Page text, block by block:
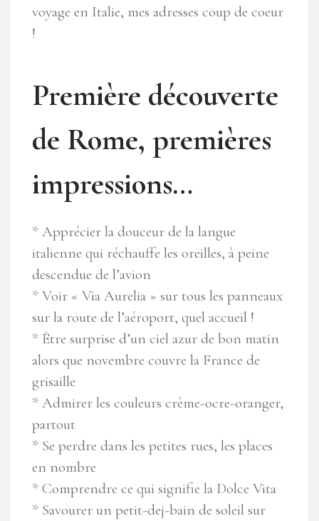
voyage en Italie, mes adresses coup de coeur
!
Première découverte
de Rome, premières
impressions…
* Apprécier la douceur de la langue
italienne qui réchauffe les oreilles, à peine
descendue de l’avion
* Voir « Via Aurelia » sur tous les panneaux
sur la route de l’aéroport, quel accueil !
* Être surprise d’un ciel azur de bon matin
alors que novembre couvre la France de
grisaille
* Admirer les couleurs crème-ocre-oranger,
partout
* Se perdre dans les petites rues, les places
en nombre
* Comprendre ce qui signifie la Dolce Vita
* Savourer un petit-dej-bain de soleil sur